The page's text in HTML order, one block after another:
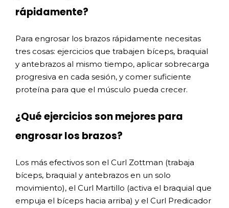
rápidamente?
Para engrosar los brazos rápidamente necesitas
tres cosas: ejercicios que trabajen bíceps, braquial
y antebrazos al mismo tiempo, aplicar sobrecarga
progresiva en cada sesión, y comer suficiente
proteína para que el músculo pueda crecer.
¿Qué ejercicios son mejores para
engrosar los brazos?
Los más efectivos son el Curl Zottman (trabaja
bíceps, braquial y antebrazos en un solo
movimiento), el Curl Martillo (activa el braquial que
empuja el bíceps hacia arriba) y el Curl Predicador